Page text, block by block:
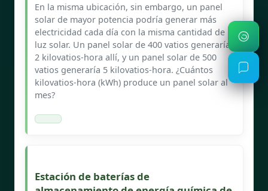
En la misma ubicación, sin embargo, un panel
solar de mayor potencia podría generar más
electricidad cada día con la misma cantidad de
luz solar. Un panel solar de 400 vatios generaría
2 kilovatios-hora allí, y un panel solar de 500
vatios generaría 5 kilovatios-hora. ¿Cuántos
kilovatios-hora (kWh) produce un panel solar al
mes?
Estación de baterías de